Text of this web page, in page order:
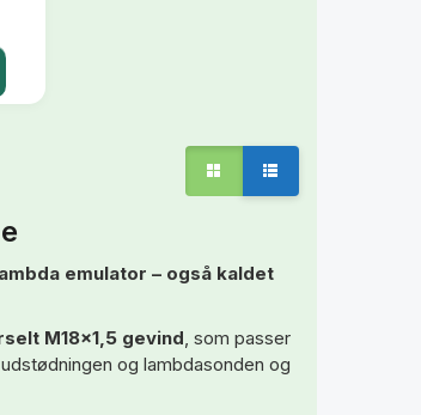
emulator – også kaldet
M18x1,5 gevind, som passer
og lambdasonden og